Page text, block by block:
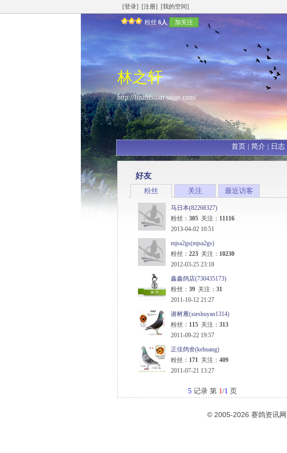
[登录] [注册] [我的空间]
粉丝 6人 加关注
林之轩
http://linzhixuan.saige.com/
首页 简介 日志|
好友
粉丝 关注 最近访客
马日本(82268327)
粉丝： 305 关注： 11116
2013-04-02 10:51
mjsa2gs(mjsa2gs)
粉丝： 223 关注： 10230
2012-03-25 23:18
鑫鑫鸽店(730435173)
粉丝： 39 关注： 31
2011-10-12 21:27
谢树雁(xieshuyan1314)
粉丝： 115 关注： 313
2011-09-22 19:57
正佳鸽舍(kehuang)
粉丝： 171 关注： 409
2011-07-21 13:27
5 记录 第 1/1 页
© 2005-2026 赛鸽资讯网